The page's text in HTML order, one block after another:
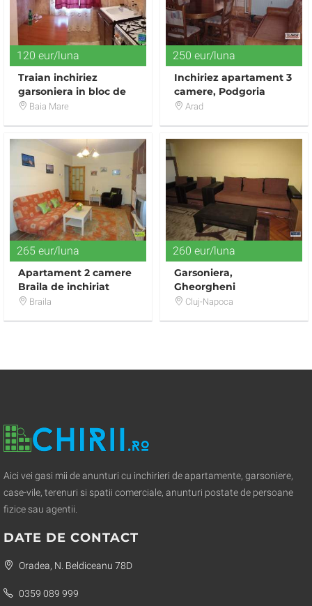
120 eur/luna
Traian inchiriez
garsoniera in bloc de
apartamente,mobilat,120euroluna
Baia Mare
250 eur/luna
Inchiriez apartament 3
camere, Podgoria
Arad
265 eur/luna
Apartament 2 camere
Braila de inchiriat
Calea Galati dotat si
Braila
260 eur/luna
Garsoniera,
Gheorgheni
Cluj-Napoca
Aici vei gasi mii de anunturi cu inchirieri de apartamente, garsoniere,
case-vile, terenuri si spatii comerciale, anunturi postate de persoane
fizice sau agentii.
DATE DE CONTACT
Oradea, N. Beldiceanu 78D
0359 089 999